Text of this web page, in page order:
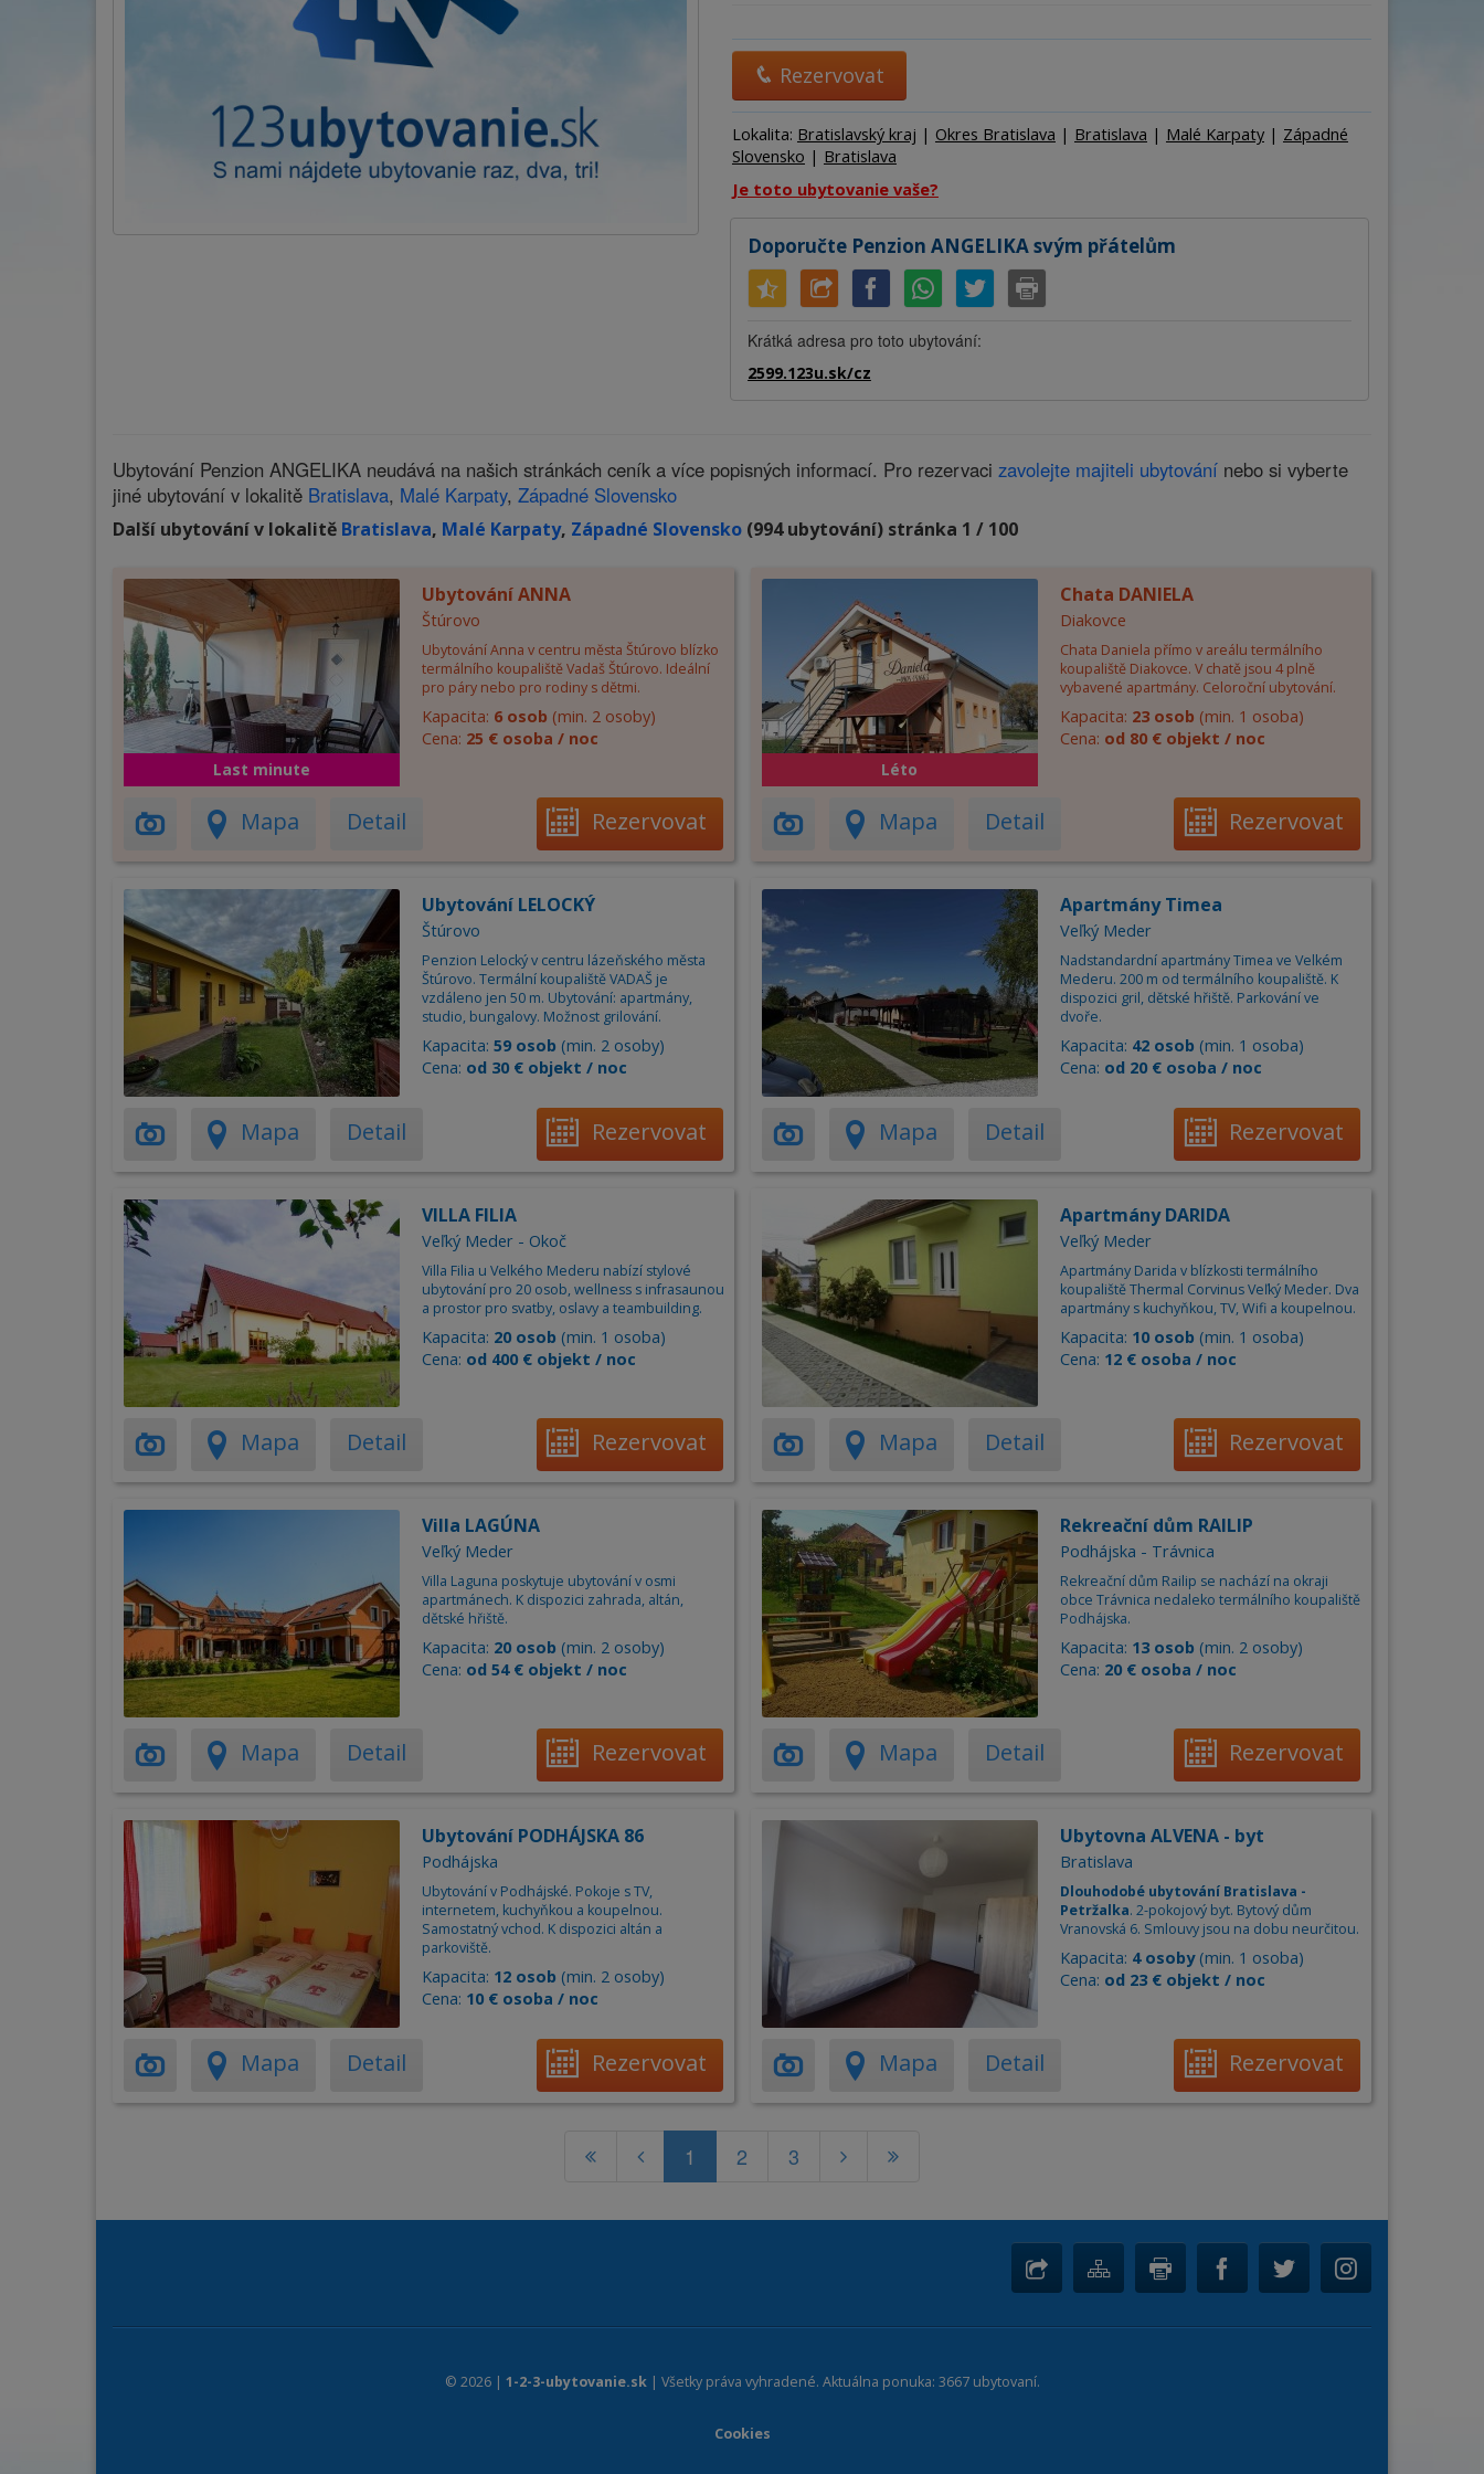
Hotel
Rezervovat
Lokalita: Bratislavský kraj | Okres Bratislava | Bratislava | Malé Karpaty | Západné
Slovensko | Bratislava
Je toto ubytovanie vaše?
Doporučte Penzion ANGELIKA svým přátelům
Krátká adresa pro toto ubytování:
2599.123u.sk/cz
Ubytování Penzion ANGELIKA neudává na našich stránkách ceník a více popisných informací. Pro rezervaci zavolejte majiteli ubytování nebo si vyberte
jiné ubytování v lokalitě Bratislava, Malé Karpaty, Západné Slovensko
Další ubytování v lokalitě Bratislava, Malé Karpaty, Západné Slovensko (994 ubytování) stránka 1 / 100
Last minute
Ubytování ANNA
Štúrovo
Ubytování Anna v centru města Štúrovo blízko
termálního koupaliště Vadaš Štúrovo. Ideální
pro páry nebo pro rodiny s dětmi.
Kapacita: 6 osob (min. 2 osoby)
Cena: 25 € osoba / noc
Mapa Detail Rezervovat
Léto
Chata DANIELA
Diakovce
Chata Daniela přímo v areálu termálního
koupaliště Diakovce. V chatě jsou 4 plně
vybavené apartmány. Celoroční ubytování.
Kapacita: 23 osob (min. 1 osoba)
Cena: od 80 € objekt / noc
Mapa Detail Rezervovat
Ubytování LELOCKÝ
Štúrovo
Penzion Lelocký v centru lázeňského města
Štúrovo. Termální koupaliště VADAŠ je
vzdáleno jen 50 m. Ubytování: apartmány,
studio, bungalovy. Možnost grilování.
Kapacita: 59 osob (min. 2 osoby)
Cena: od 30 € objekt / noc
Mapa Detail Rezervovat
Apartmány Timea
Veľký Meder
Nadstandardní apartmány Timea ve Velkém
Mederu. 200 m od termálního koupaliště. K
dispozici gril, dětské hřiště. Parkování ve
dvoře.
Kapacita: 42 osob (min. 1 osoba)
Cena: od 20 € osoba / noc
Mapa Detail Rezervovat
VILLA FILIA
Veľký Meder - Okoč
Villa Filia u Velkého Mederu nabízí stylové
ubytování pro 20 osob, wellness s infrasaunou
a prostor pro svatby, oslavy a teambuilding.
Kapacita: 20 osob (min. 1 osoba)
Cena: od 400 € objekt / noc
Mapa Detail Rezervovat
Apartmány DARIDA
Veľký Meder
Apartmány Darida v blízkosti termálního
koupaliště Thermal Corvinus Veľký Meder. Dva
apartmány s kuchyňkou, TV, Wifi a koupelnou.
Kapacita: 10 osob (min. 1 osoba)
Cena: 12 € osoba / noc
Mapa Detail Rezervovat
Villa LAGÚNA
Veľký Meder
Villa Laguna poskytuje ubytování v osmi
apartmánech. K dispozici zahrada, altán,
dětské hřiště.
Kapacita: 20 osob (min. 2 osoby)
Cena: od 54 € objekt / noc
Mapa Detail Rezervovat
Rekreační dům RAILIP
Podhájska - Trávnica
Rekreační dům Railip se nachází na okraji
obce Trávnica nedaleko termálního koupaliště
Podhájska.
Kapacita: 13 osob (min. 2 osoby)
Cena: 20 € osoba / noc
Mapa Detail Rezervovat
Ubytování PODHÁJSKA 86
Podhájska
Ubytování v Podhájské. Pokoje s TV,
internetem, kuchyňkou a koupelnou.
Samostatný vchod. K dispozici altán a
parkoviště.
Kapacita: 12 osob (min. 2 osoby)
Cena: 10 € osoba / noc
Mapa Detail Rezervovat
Ubytovna ALVENA - byt
Bratislava
Dlouhodobé ubytování Bratislava -
Petržalka. 2-pokojový byt. Bytový dům
Vranovská 6. Smlouvy jsou na dobu neurčitou.
Kapacita: 4 osoby(min. 1 osoba)
Cena: od 23 € objekt / noc
Mapa Detail Rezervovat
1 2 3
© 2026 | 1-2-3-ubytovanie.sk| Všetky práva vyhradené. Aktuálna ponuka: 3667 ubytovaní.
Cookies